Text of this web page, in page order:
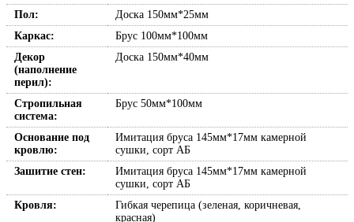
Пол:
Доска 150мм*25мм
Каркас:
Брус 100мм*100мм
Декор
(наполнение
перил):
Доска 150мм*40мм
Стропильная
система:
Брус 50мм*100мм
Основание под
кровлю:
Имитация бруса 145мм*17мм камерной
сушки, сорт АБ
Зашитие стен:
Имитация бруса 145мм*17мм камерной
сушки, сорт АБ
Кровля:
Гибкая черепица (зеленая, коричневая,
красная)